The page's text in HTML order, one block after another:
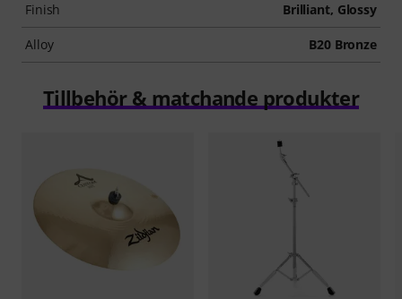
Finish Brilliant, Glossy
Alloy B20 Bronze
Tillbehör & matchande produkter